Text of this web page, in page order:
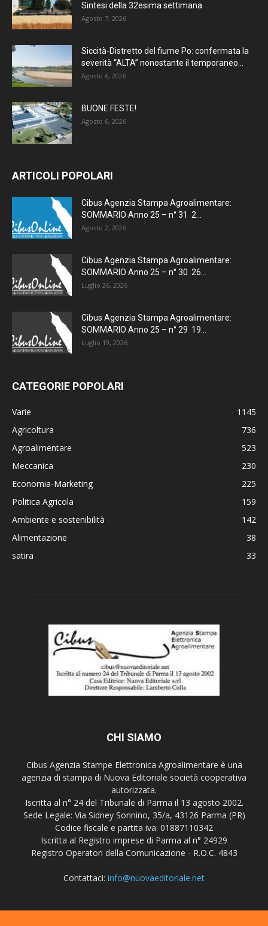
Sintesi della 32esima settimana
Agosto 7, 2026
Siccità-Distretto del fiume Po: confermata la
severità “ALTA” nonostante il temporaneo...
Agosto 6, 2026
BUONE FESTE!
Agosto 6, 2026
ARTICOLI POPOLARI
Cibus Agenzia Stampa Agroalimentare:
SOMMARIO Anno 25 – n° 31 2...
Agosto 2, 2026
Cibus Agenzia Stampa Agroalimentare:
SOMMARIO Anno 25 – n° 30 26...
Luglio 26, 2026
Cibus Agenzia Stampa Agroalimentare:
SOMMARIO Anno 25 – n° 29 19...
Luglio 19, 2026
CATEGORIE POPOLARI
Varie
1145
Agricoltura
736
Agroalimentare
523
Meccanica
230
Economia-Marketing
225
Politica Agricola
159
Ambiente e sostenibilità
142
Alimentazione
38
satira
33
CHI SIAMO
Cibus Agenzia Stampe Elettronica Agroalimentare è una
agenzia di stampa di Nuova Editoriale società cooperativa
autorizzata.
Iscritta al n° 24 del Tribunale di Parma il 13 agosto 2002.
Sede Legale: Via Sidney Sonnino, 35/a, 43126 Parma (PR)
Codice fiscale e partita iva: 01887110342
Iscritta al Registro imprese di Parma al n° 24929
Registro Operatori della Comunicazione - R.O.C. 4843
Contattaci: info@nuovaeditoriale.net